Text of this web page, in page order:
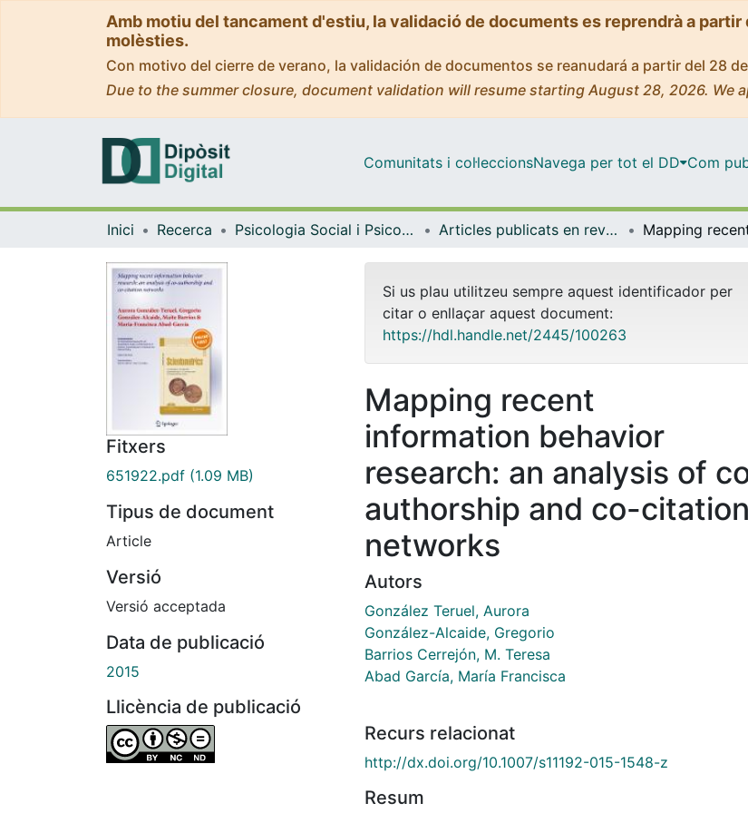
Amb motiu del tancament d'estiu, la validació de documents es reprendrà a
molèsties.
Con motivo del cierre de verano, la validación de documentos se reanudará a partir del 28
Due to the summer closure, document validation will resume starting August 28, 2026. We
Comunitats i col·leccionsNavega per tot el DD Com
Inici Recerca Psicologia Social i Psicologia Quantitativa Articles publicats en revistes (Psicologia Social i Psicologia Quantitativa)
Fitxers
651922.pdf (1.09 MB)
Tipus de document
Article
Versió
Versió acceptada
Data de publicació
2015
Llicència de publicació
Si us plau utilitzeu sempre aquest identificador per
citar o enllaçar aquest document:
https://hdl.handle.net/2445/100263
Mapping recent
information behavior
research: an analysis of
authorship and co-citation
networks
Autors
González Teruel, Aurora
González-Alcaide, Gregorio
Barrios Cerrejón, M. Teresa
Abad García, María Francisca
Recurs relacionat
http://dx.doi.org/10.1007/s11192-015-1548-z
Resum